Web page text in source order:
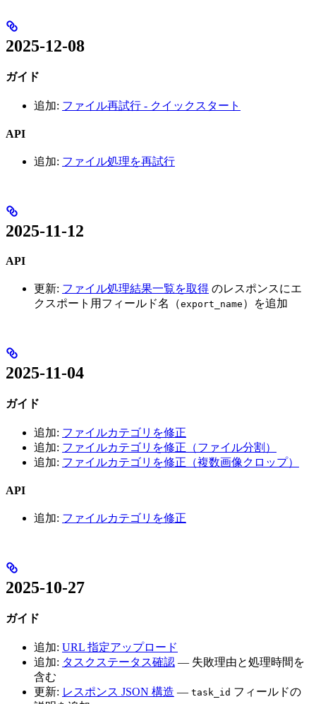
2025-12-08
ガイド
追加: ファイル再試行 - クイックスタート
API
追加: ファイル処理を再試行
2025-11-12
API
更新: ファイル処理結果一覧を取得 のレスポンスにエ
クスポート用フィールド名（export_name ）を追加
2025-11-04
ガイド
追加: ファイルカテゴリを修正
追加: ファイルカテゴリを修正（ファイル分割）
追加: ファイルカテゴリを修正（複数画像クロップ）
API
追加: ファイルカテゴリを修正
2025-10-27
ガイド
追加: URL 指定アップロード
追加: タスクステータス確認 — 失敗理由と処理時間を
含む
更新: レスポンス JSON 構造 — task_id フィールドの